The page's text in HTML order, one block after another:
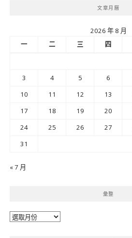
文章月曆
2026 年 8 月
一
二 三 四
3
4 5 6
10
11 12 13
17
18 19 20
24
25 26 27
31
« 7 月
彙整
彙